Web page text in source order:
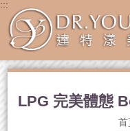
:::
LPG 完美體態
首